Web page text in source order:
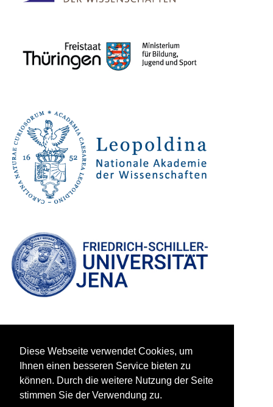
Diese Webseite verwendet Cookies, um
Ihnen einen besseren Service bieten zu
können. Durch die weitere Nutzung der Seite
stimmen Sie der Verwendung zu.